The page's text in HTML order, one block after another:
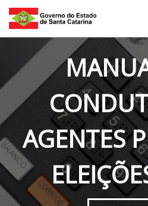
Skip to content
AGENTES